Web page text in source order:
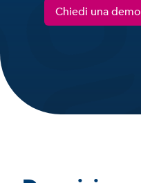
Chiedi una demo